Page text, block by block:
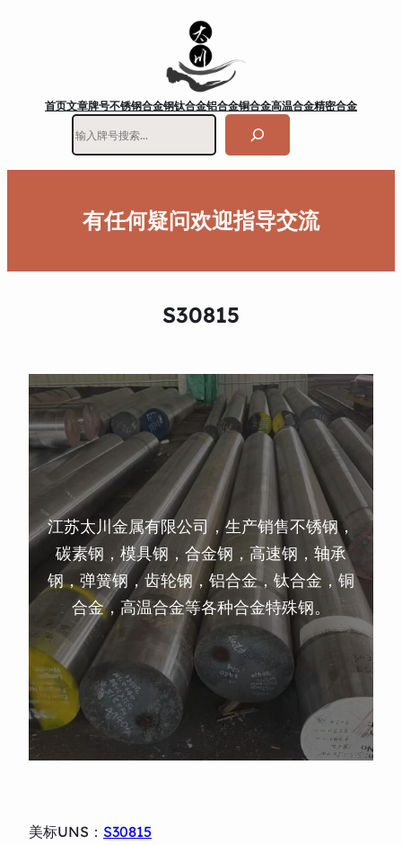
首页文章牌号不锈钢合金钢钛合金铝合金铜合金高温合金精密合金
有任何疑问欢迎指导交流
S30815
江苏太川金属有限公司，生产销售不锈钢，
碳素钢，模具钢，合金钢，高速钢，轴承
钢，弹簧钢，齿轮钢，铝合金，钛合金，铜
合金，高温合金等各种合金特殊钢。
美标UNS： S30815